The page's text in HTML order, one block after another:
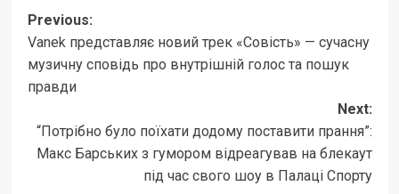
Post
navigation
Previous:
Vanek представляє новий трек «Совість» — сучасну
музичну сповідь про внутрішній голос та пошук
правди
Next:
“Потрібно було поїхати додому поставити прання”:
Макс Барських з гумором відреагував на блекаут
під час свого шоу в Палаці Спорту